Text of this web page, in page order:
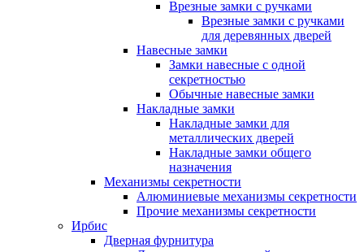
Врезные замки с ручками
Врезные замки с ручками
для деревянных дверей
Навесные замки
Замки навесные с одной
секретностью
Обычные навесные замки
Накладные замки
Накладные замки для
металлических дверей
Накладные замки общего
назначения
Механизмы секретности
Алюминиевые механизмы секретности
Прочие механизмы секретности
Ирбис
Дверная фурнитура